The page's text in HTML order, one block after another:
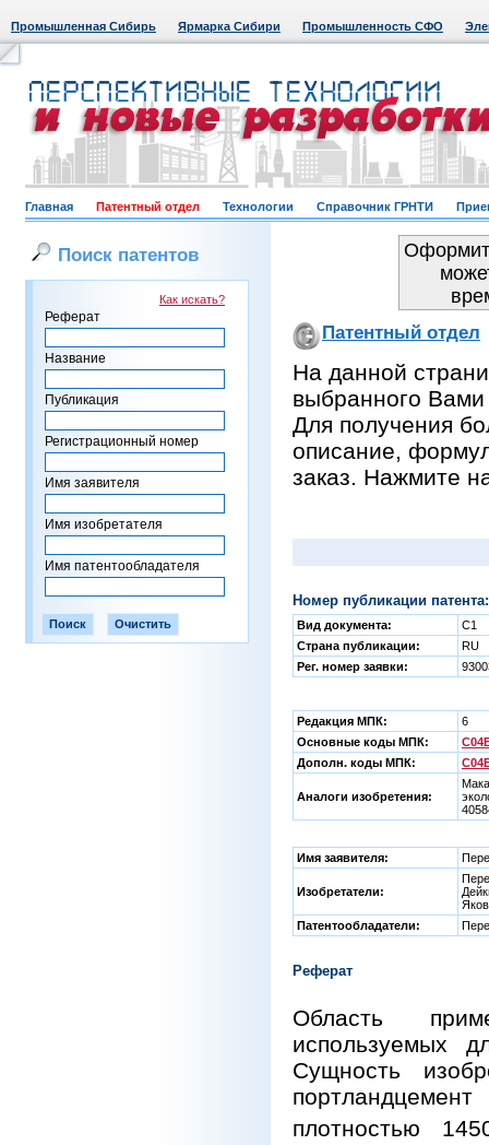
Промышленная Сибирь Ярмарка Сибири Промышленность СФО
Главная Патентный отдел Технологии Справочник ГРНТИ
Поиск патентов
Как искать?
Реферат
Название
Публикация
Регистрационный номер
Имя заявителя
Имя изобретателя
Имя патентообладателя
Патентный отдел
На данной
выбранного Вами
Для получения
описание,
заказ. Нажмите
Номер публикации
Вид документа:
C1
Страна публикации:
RU
Рег. номер заявки:
Редакция МПК:
6
Основные коды МПК:
Дополн. коды МПК:
Аналоги изобретения:
Имя заявителя:
Изобретатели:
Патентообладатели:
Реферат
Область
используемых
Сущность
плотностью